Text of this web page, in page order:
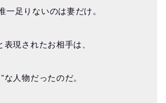
一足りないのは妻だけ。
表現されたお相手は、
な人物だったのだ。